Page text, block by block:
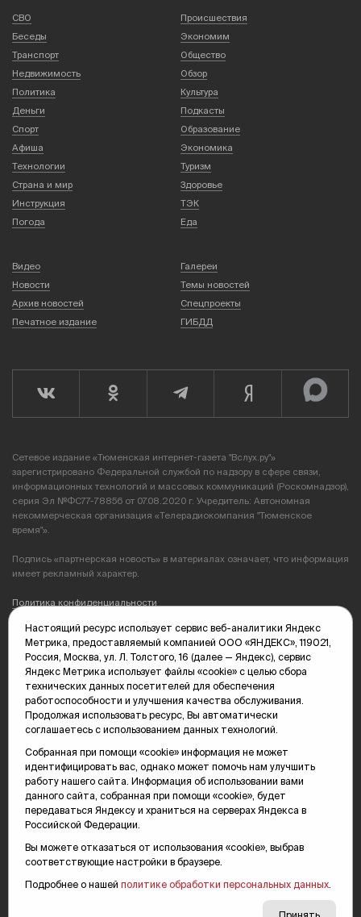
СВО
Происшествия
Беседы
Экономим
Транспорт
Общество
Недвижимость
Обзор
Политика
Культура
Деньги
Подкасты
Спорт
Образование
Афиша
Экономика
Технологии
Туризм
Страна и мир
Здоровье
Инструкция
ТЭК
Погода
Еда
Видео
Галереи
Новости
Темы новостей
Архив новостей
Спецпроекты
Печатное издание
ГИБДД
Сетевое издание «Тюменская интернет-газета "Вслух.ру"»
зарегистрировано Федеральной службой по надзору в сфере связи,
информационных технологий и массовых коммуникаций (Роскомнадзор),
серия Эл №ФС77-78856 от 07.08.2020 г. Учредитель: Автономная
некоммерческая организация «Телерадиокомпания "Тюменское
время"».
Подпись «партнерская новость» в материалах означает, что информация
имеет рекламный характер.
Политика конфиденциальности
Редакция: 625035, Тюмень, пр. Геологоразведчиков, 28А
(3452) 68-89-05
edit@vsluh.ru
Главный редактор: Панкина Т.Ю.
kika@vsluh.ru
По вопросам рекламы:
(3452) 68-89-78
kotovaev@sibinformburo.ru
mim@vsluh.ru
16+
Настоящий ресурс использует сервис веб-аналитики Яндекс
Метрика, предоставляемый компанией ООО «ЯНДЕКС», 119021,
Россия, Москва, ул. Л. Толстого, 16 (далее — Яндекс), сервис
Яндекс Метрика использует файлы «cookie» с целью сбора
технических данных посетителей для обеспечения
работоспособности и улучшения качества обслуживания.
Продолжая использовать ресурс, Вы автоматически
соглашаетесь с использованием данных технологий.
Собранная при помощи «cookie» информация не может
идентифицировать вас, однако может помочь нам улучшить
работу нашего сайта. Информация об использовании вами
данного сайта, собранная при помощи «cookie», будет
передаваться Яндексу и храниться на серверах Яндекса в
Российской Федерации.
Вы можете отказаться от использования «cookie», выбрав
соответствующие настройки в браузере.
Подробнее о нашей политике обработки персональных данных